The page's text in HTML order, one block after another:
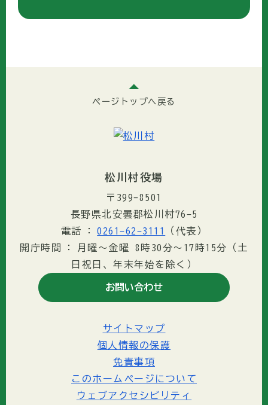
ページトップへ戻る
松川村役場
〒399-8501
長野県北安曇郡松川村76-5
電話
0261-62-3111
（代表）
開庁時間
月曜～金曜 8時30分〜17時15分（土
日祝日、年末年始を除く）
お問い合わせ
サイトマップ
個人情報の保護
免責事項
このホームページについて
ウェブアクセシビリティ